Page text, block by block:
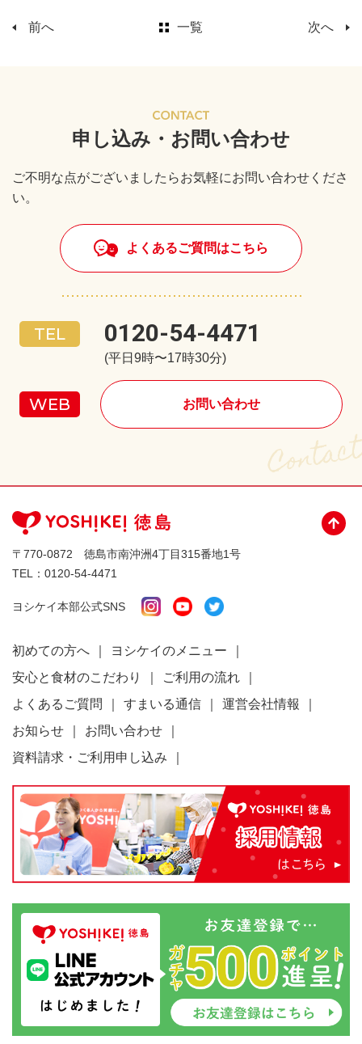
前へ 一覧 次へ
申し込み・お問い合わせ
ご不明な点がございましたらお気軽にお問い合わせくださ
い。
よくあるご質問はこちら
0120-54-4471
(平日9時〜17時30分)
お問い合わせ
〒770-0872 徳島市南沖洲4丁目315番地1号
TEL： 0120-54-4471
ヨシケイ本部公式SNS
初めての方へ
ヨシケイのメニュー
安心と食材のこだわり
ご利用の流れ
よくあるご質問
すまいる通信
運営会社情報
お知らせ
お問い合わせ
資料請求・ご利用申し込み